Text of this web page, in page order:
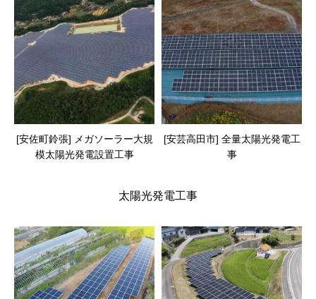
[安佐町鈴張] メガソーラー大規
模太陽光発電設置工事
[安芸高田市] 全量太陽光発電工
事
太陽光発電工事